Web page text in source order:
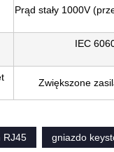
Prąd stały 1000V
IEC
Zwiększone
RJ45
gniazdo